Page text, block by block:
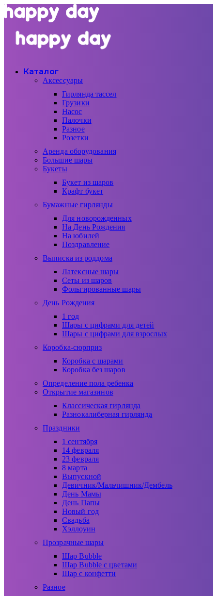
Каталог
Аксессуары
Гирлянда тассел
Грузики
Насос
Палочки
Разное
Розетки
Аренда оборудования
Большие шары
Букеты
Букет из шаров
Крафт букет
Бумажные гирлянды
Для новорожденных
На День Рождения
На юбилей
Поздравление
Выписка из роддома
Латексные шары
Сеты из шаров
Фольгированные шары
День Рождения
1 год
Шары с цифрами для детей
Шары с цифрами для взрослых
Коробка-сюрприз
Коробка с шарами
Коробка без шаров
Определение пола ребенка
Открытие магазинов
Классическая гирлянда
Разнокалиберная гирлянда
Праздники
1 сентября
14 февраля
23 февраля
8 марта
Выпускной
Девичник/Мальчишник/Дембель
День Мамы
День Папы
Новый год
Свадьба
Хэллоуин
Прозрачные шары
Шар Bubble
Шар Bubble с цветами
Шар с конфетти
Разное